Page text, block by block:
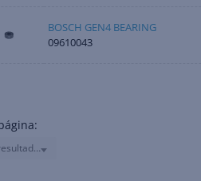
BOSCH GEN4 BEARING
09610043
24 resultados